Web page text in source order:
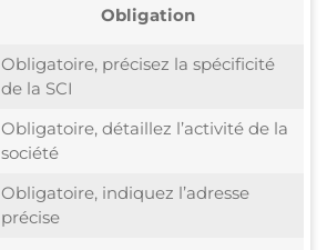
Obligation
Obligatoire, précisez la spécificité
de la SCI
Obligatoire, détaillez l’activité de la
société
Obligatoire, indiquez l’adresse
précise